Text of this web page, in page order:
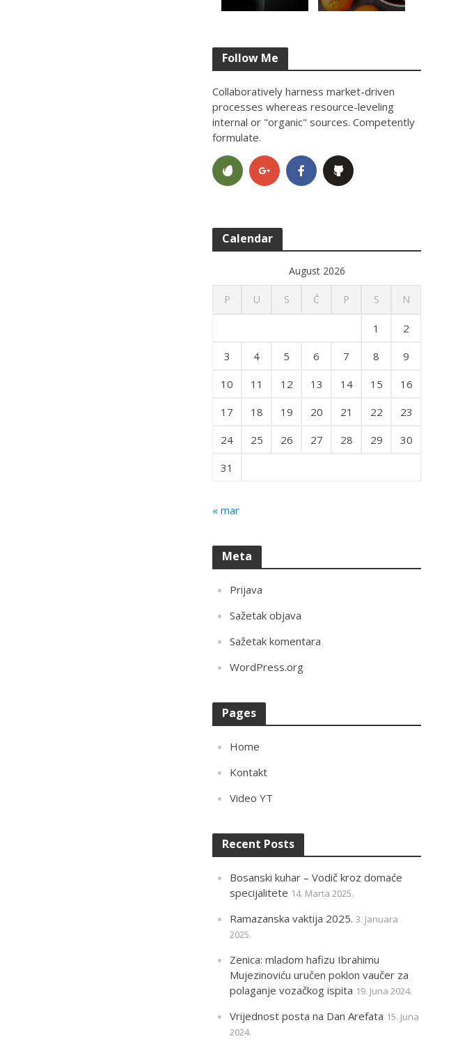
Follow Me
Collaboratively harness market-driven
processes whereas resource-leveling
internal or "organic" sources. Competently
formulate.
Calendar
August 2026
P U S Č P S N
1
2
3
4 5 6 7 8
9
10
11 12 13 14 15
16
17
18 19 20 21 22
23
24
25 26 27 28 29
30
31
« mar
Meta
Prijava
Sažetak objava
Sažetak komentara
WordPress.org
Pages
Home
Kontakt
Video YT
Recent Posts
Bosanski kuhar – Vodič kroz domaće
specijalitete 14. Marta 2025.
Ramazanska vaktija 2025. 3. Januara
2025.
Zenica: mladom hafizu Ibrahimu
Mujezinoviću uručen poklon vaučer za
polaganje vozačkog ispita 19. Juna 2024.
Vrijednost posta na Dan Arefata 15. Juna
2024.